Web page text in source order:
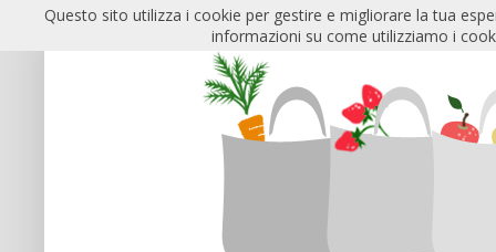
Questo sito utilizza i cookie per gestire e migliorare la tua
informazioni su come utilizziamo i